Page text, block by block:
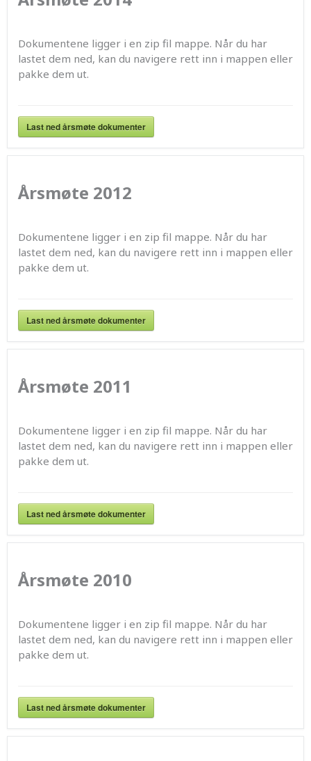
Dokumentene ligger i en zip fil mappe. Når du har
lastet dem ned, kan du navigere rett inn i mappen eller
pakke dem ut.
Last ned årsmøte dokumenter
Årsmøte 2012
Dokumentene ligger i en zip fil mappe. Når du har
lastet dem ned, kan du navigere rett inn i mappen eller
pakke dem ut.
Last ned årsmøte dokumenter
Årsmøte 2011
Dokumentene ligger i en zip fil mappe. Når du har
lastet dem ned, kan du navigere rett inn i mappen eller
pakke dem ut.
Last ned årsmøte dokumenter
Årsmøte 2010
Dokumentene ligger i en zip fil mappe. Når du har
lastet dem ned, kan du navigere rett inn i mappen eller
pakke dem ut.
Last ned årsmøte dokumenter